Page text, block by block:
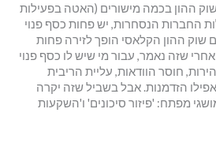
ההון בכמה מישורים (האטה בפעילות
החברות הנסחרות, יש פחות כסף פנוי
שוק ההון הקלאסי הופך לזירה פחות
שזה נאמר, עבור מי שיש לו כסף פנוי
חוסר הוודאות, עליית הריבית
אפילו הזדמנות. אבל בשביל שזה יקרה
מפתח: 'פיזור סיכונים' ו'השקעות